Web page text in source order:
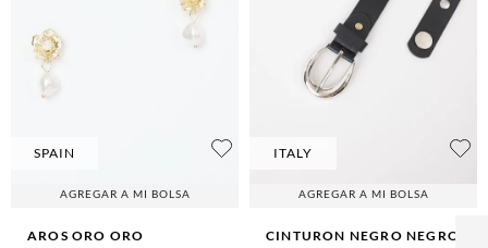
SPAIN
AGREGAR A MI BOLSA
AROS ORO ORO
ITALY
AGREGAR A MI BOLSA
CINTURON NEGRO NEGRO